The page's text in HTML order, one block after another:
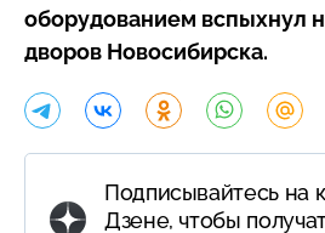
оборудованием вспыхнул
дворов Новосибирска.
Подписывайтесь на
Дзене, чтобы